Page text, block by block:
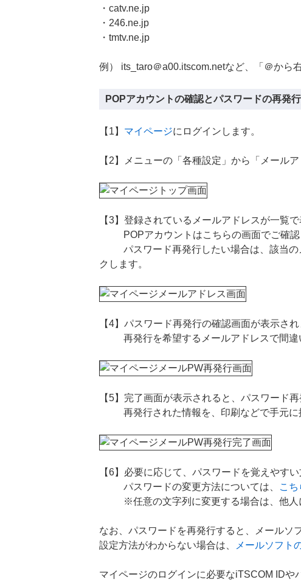
・catv.ne.jp
・246.ne.jp
・tmtv.ne.jp
例） its_taro＠a00.itscom.netなど、「＠から
POPアカウントの確認とパスワードの再発
【1】 マイページにログインします。
【2】メニューの「各種設定」から「メール
【3】登録されているメールアドレスが一覧で
POPアカウントはこちらの画面でご確認
パスワード再発行したい場合は、該当の
クします。
【4】パスワード再発行の確認画面が表示され
再発行を希望するメールアドレスで間違い
【5】完了画面が表示されると、パスワード再
再発行された情報を、印刷などで手元に
【6】必要に応じて、パスワードを覚えやす
パスワードの変更方法については、
こち
※任意の文字列に変更する場合は、他人に
なお、パスワードを再発行すると、メールソ
設定方法がわからない場合は、
メールソフト
マイページのログインに必要なiTSCOM IDや